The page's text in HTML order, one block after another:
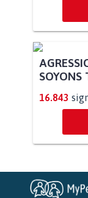
STOP AU
AUTOUR